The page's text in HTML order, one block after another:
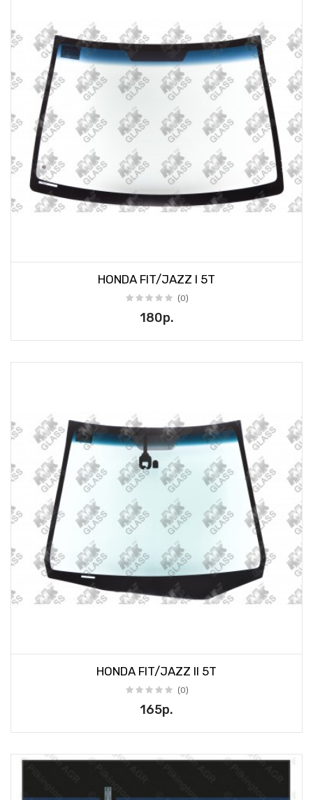
HONDA FIT/JAZZ I 5T
(0)
180р.
HONDA FIT/JAZZ II 5T
(0)
165р.